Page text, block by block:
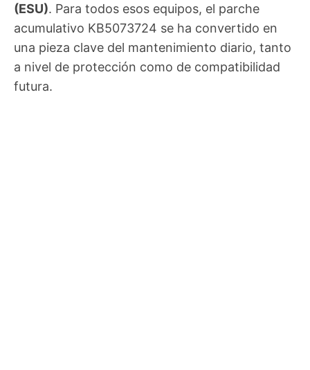
(ESU). Para todos esos equipos, el parche
acumulativo KB5073724 se ha convertido en
una pieza clave del mantenimiento diario, tanto
a nivel de protección como de compatibilidad
futura.